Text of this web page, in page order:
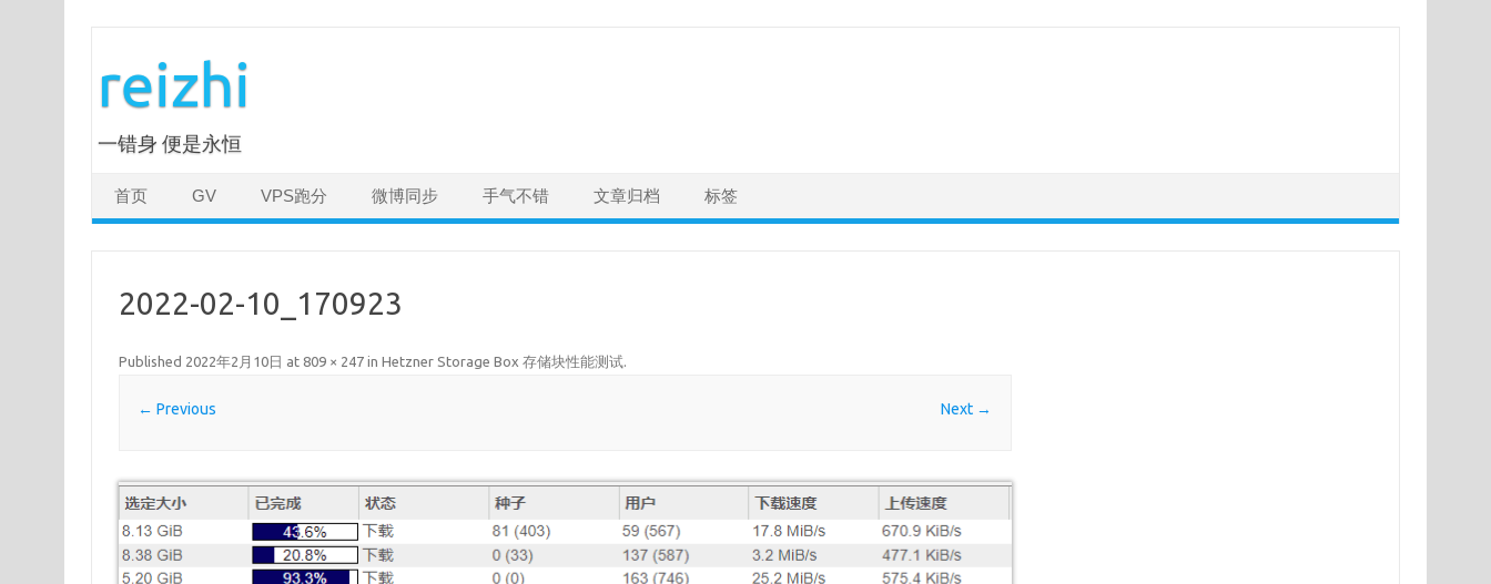
reizhi
一错身 便是永恒
首页 GV VPS跑分 微博同步 手气不错 文章归档 标签
2022-02-10_170923
Published 2022年2月10日 at 809 × 247in Hetzner Storage Box 存储块性能测试.
← Previous Next →